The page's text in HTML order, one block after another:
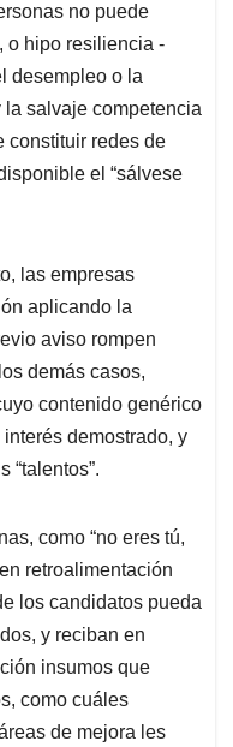
no puede
o hipo resiliencia -
desempleo o la
salvaje competencia
constituir redes de
el “sálvese
las empresas
aplicando la
aviso rompen
demás casos,
contenido genérico
demostrado, y
“talentos”.
como “no eres tú,
retroalimentación
los candidatos pueda
y reciban en
insumos que
como cuáles
de mejora les